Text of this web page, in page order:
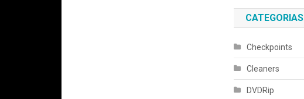
CATEGORIAS
Checkpoints
Cleaners
DVDRip